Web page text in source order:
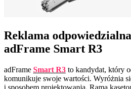
Reklama
adFrame Smart R3
adFrame Smart R3 to kandydat, który
komunikuje swoje wartości. Wyróżnia
i sposobem projektowania. Rama